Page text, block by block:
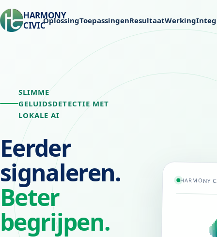
HARMONY
CIVICOplossingToepassingenResultaatWerking
SLIMME
GELUIDSDETECTIE MET
LOKALE AI
Eerder
signaleren.
Beter
begrijpen.
HARMONY